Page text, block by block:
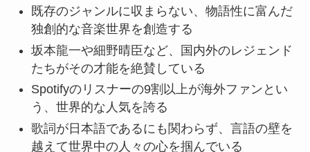
既存のジャンルに収まらない、物語性に富んだ
独創的な音楽世界を創造する
坂本龍一や細野晴臣など、国内外のレジェンド
たちがその才能を絶賛している
Spotifyのリスナーの9割以上が海外ファンとい
う、世界的な人気を誇る
歌詞が日本語であるにも関わらず、言語の壁を
越えて世界中の人々の心を掴んでいる